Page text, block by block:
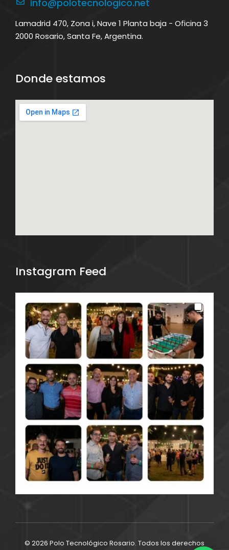
info@polotecnologico.net
Lamadrid 470, Zona i, Nave 1 Planta baja - Oficina 3
2000 Rosario, Santa Fe, Argentina.
Donde estamos
Instagram Feed
© 2026 Polo Tecnológico Rosario. Todos los derechos